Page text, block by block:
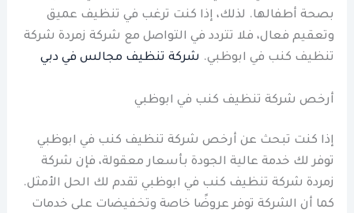
بصحة أطفالها. لذلك، إذا كنت ترغب في تنظيف عميق
وتعقيم فعال، فلا تتردد في التواصل مع شركة زمردة شركة
تنظيف كنب في ابوظبي. شركة تنظيف مجالس في دبي
أرخص شركة تنظيف كنب في ابوظبي
إذا كنت تبحث عن أرخص شركة تنظيف كنب في ابوظبي
توفر لك خدمة عالية الجودة بأسعار معقولة، فإن شركة
زمردة شركة تنظيف كنب في ابوظبي تقدم لك الحل الأمثل.
كما أن الشركة توفر عروضًا خاصة وتخفيضات على خدمات